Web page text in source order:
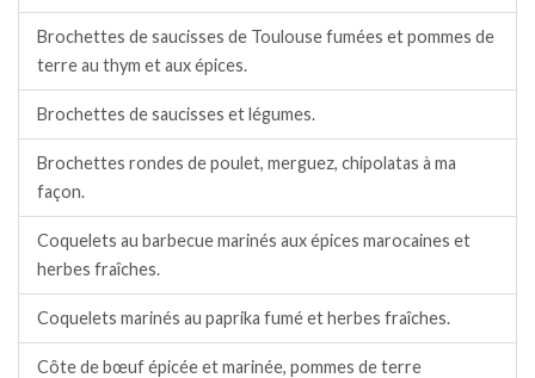
Brochettes de saucisses de Toulouse fumées et pommes de
terre au thym et aux épices.
Brochettes de saucisses et légumes.
Brochettes rondes de poulet, merguez, chipolatas à ma
façon.
Coquelets au barbecue marinés aux épices marocaines et
herbes fraîches.
Coquelets marinés au paprika fumé et herbes fraîches.
Côte de bœuf épicée et marinée, pommes de terre